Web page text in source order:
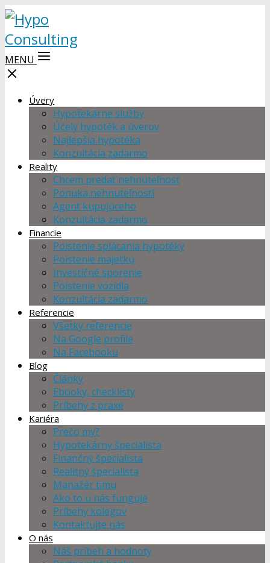
MENU
Úvery
Hypotekárne služby
Účely hypoték a úverov
Najlepšia hypotéka
Konzultácia zadarmo
Reality
Chcem predať nehnuteľnosť
Ponuka nehnuteľností
Agent kupujúceho
Konzultácia zadarmo
Financie
Poistenie splácania hypotéky
Poistenie majetku
Investičné sporenie
Poistenie vozidla
Konzultácia zadarmo
Referencie
Všetky referencie
Na Google profile
Na Facebooku
Blog
Články
Ebooky, checklisty
Príbehy z praxe
Kariéra
Prečo my?
Hypotekárny špecialista
Finančný špecialista
Realitný špecialista
Manažér tímu
Ako to u nás funguje
Príbehy kolegov
Kontaktujte nás
O nás
Náš príbeh a hodnoty